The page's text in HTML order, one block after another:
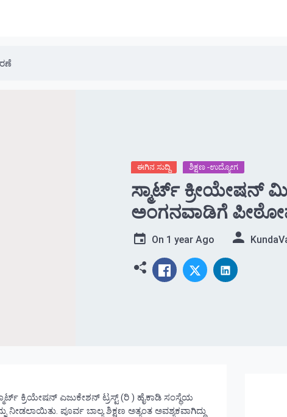
ಈಗಿನ ಸುದ್ದಿ ಶಿಕ್ಷಣ -ಉದ್ಯೋಗ
ಸ್ಮಾರ್ಟ್ ಕ್ರೀಯೇಷನ್
ಅಂಗನವಾಡಿಗೆ
On 1 year Ago
ಕ್ರಿಯೇಷನ್ ಎಜುಕೇಶನ್ ಟ್ರಸ್ಟ್ (ರಿ ) ಹೈಕಾಡಿ ಸಂಸ್ಥೆಯ
ನೀಡಲಾಯಿತು. ಪೂರ್ವ ಬಾಲ್ಯ ಶಿಕ್ಷಣ ಅತ್ಯಂತ ಅವಶ್ಯಕವಾಗಿದ್ದು